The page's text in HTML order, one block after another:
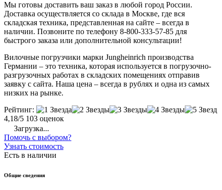
Мы готовы доставить ваш заказ в любой город России.
Доставка осуществляется со склада в Москве, где вся
складская техника, представленная на сайте – всегда в
наличии. Позвоните по телефону 8-800-333-57-85 для
быстрого заказа или дополнительной консультации!
Вилочные погрузчики марки Jungheinrich производства
Германии – это техника, которая используется в погрузочно-
разгрузочных работах в складских помещениях отправив
заявку с сайта. Наша цена – всегда в рублях и одна из самых
низких на рынке.
Рейтинг:
4,18/5 103 оценок
Загрузка...
Помочь с выбором?
Узнать стоимость
Есть в наличии
Общие сведения